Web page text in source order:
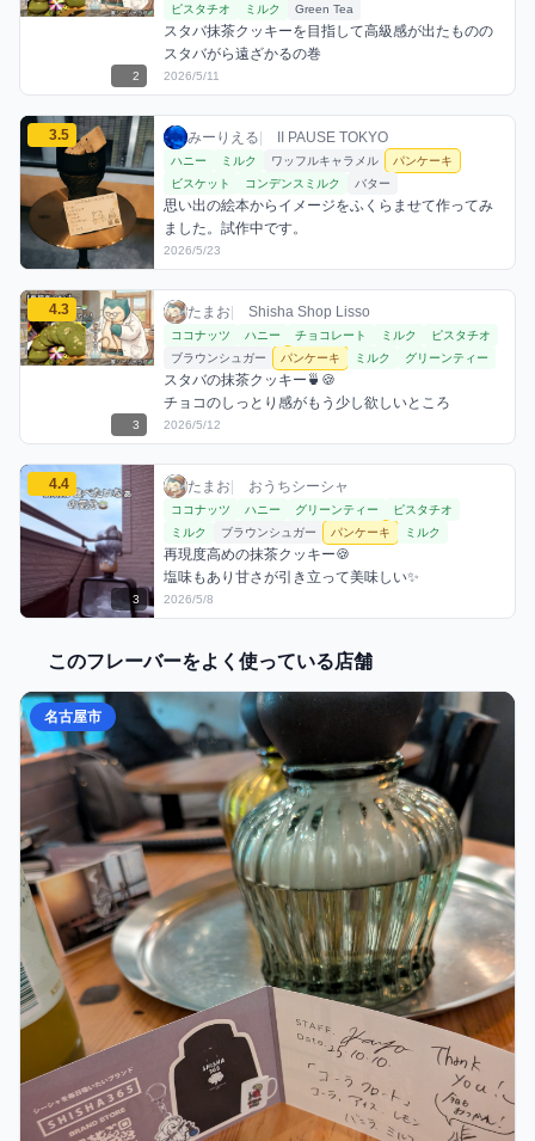
2
ピスタチオ
ミルク Green Tea
スタバ抹茶クッキーを目指して高級感が出たものの
スタバがら遠ざかるの巻
2026/5/11
みーりえるのパンケーキミックスを見る
3.5 みーりえる / お店シーシャ / 2026年5月23日
みーりえる| II PAUSE TOKYO
利用フレーバー
ハニー ミルク ワッフルキャラメル
パンケーキ
ビスケット
コンデンスミルク バター
コメント
思い出の絵本からイメージをふくらませて作ってみ
ました。試作中です。
評価
2026/5/23
たまおのパンケーキミックスを見る
4.3
3
たまお / お店シーシャ / 2026年5月12日
たまお| Shisha Shop Lisso
利用フレーバー
ココナッツ ハニー チョコレート ミルク
ピスタチオ
ブラウンシュガー
パンケーキ ミルク グリーンティー
コメント
スタバの抹茶クッキー🍵🍪
チョコのしっとり感がもう少し欲しいところ
評価
2026/5/12
たまおのパンケーキミックスを見る
4.4
3
たまお / おうちシーシャ / 2026年5月8日
たまお| おうちシーシャ
利用フレーバー
ココナッツ ハニー グリーンティー
ピスタチオ
ミルク
ブラウンシュガー パンケーキ ミルク
コメント
再現度高めの抹茶クッキー🍪
塩味もあり甘さが引き立って美味しい✨
評価
2026/5/8
このフレーバーをよく使っている店舗
名古屋市